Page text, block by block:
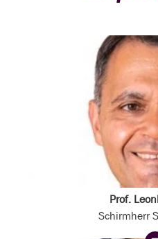
Prof.
Schirmherr